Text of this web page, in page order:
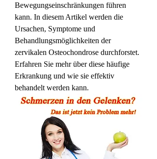
Bewegungseinschränkungen führen
kann. In diesem Artikel werden die
Ursachen, Symptome und
Behandlungsmöglichkeiten der
zervikalen Osteochondrose durchforstet.
Erfahren Sie mehr über diese häufige
Erkrankung und wie sie effektiv
behandelt werden kann.